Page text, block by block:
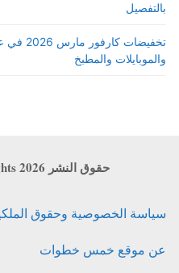
بالتفصيل
والموبايلات والمطبخ
حقوق النشر copyrights 2026 خمس خطوات
سياسة الخصوصية وحقوق
عن موقع خمس خطوات